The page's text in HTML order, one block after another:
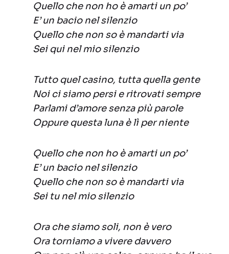
Quello che non ho è amarti un po’
E’ un bacio nel silenzio
Quello che non so è mandarti via
Sei qui nel mio silenzio
Tutto quel casino, tutta quella gente
Noi ci siamo persi e ritrovati sempre
Parlami d’amore senza più parole
Oppure questa luna è lì per niente
Quello che non ho è amarti un po’
E’ un bacio nel silenzio
Quello che non so è mandarti via
Sei tu nel mio silenzio
Ora che siamo soli, non è vero
Ora torniamo a vivere davvero